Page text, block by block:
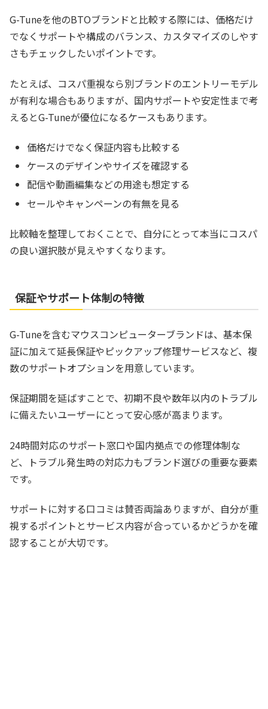
G-Tuneを他のBTOブランドと比較する際には、価格だけ
でなくサポートや構成のバランス、カスタマイズのしやす
さもチェックしたいポイントです。
たとえば、コスパ重視なら別ブランドのエントリーモデル
が有利な場合もありますが、国内サポートや安定性まで考
えるとG-Tuneが優位になるケースもあります。
価格だけでなく保証内容も比較する
ケースのデザインやサイズを確認する
配信や動画編集などの用途も想定する
セールやキャンペーンの有無を見る
比較軸を整理しておくことで、自分にとって本当にコスパ
の良い選択肢が見えやすくなります。
保証やサポート体制の特徴
G-Tuneを含むマウスコンピューターブランドは、基本保
証に加えて延長保証やピックアップ修理サービスなど、複
数のサポートオプションを用意しています。
保証期間を延ばすことで、初期不良や数年以内のトラブル
に備えたいユーザーにとって安心感が高まります。
24時間対応のサポート窓口や国内拠点での修理体制な
ど、トラブル発生時の対応力もブランド選びの重要な要素
です。
サポートに対する口コミは賛否両論ありますが、自分が重
視するポイントとサービス内容が合っているかどうかを確
認することが大切です。